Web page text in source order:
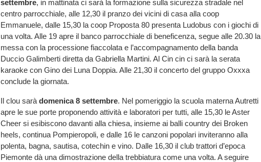
settembre, in mattinata ci sarà la formazione sulla sicurezza stradale nel
centro parrocchiale, alle 12,30 il pranzo dei vicini di casa alla coop
Emmanuele, dalle 15,30 la coop Proposta 80 presenta Ludobus con i giochi di
una volta. Alle 19 apre il banco parrocchiale di beneficenza, segue alle 20.30 la
messa con la processione fiaccolata e l’accompagnamento della banda
Duccio Galimberti diretta da Gabriella Martini. Al Cin cin ci sarà la serata
karaoke con Gino dei Luna Doppia. Alle 21,30 il concerto del gruppo Oxxxa
conclude la giornata.
Il clou sarà domenica 8 settembre. Nel pomeriggio la scuola materna Autretti
apre le sue porte proponendo attività e laboratori per tutti, alle 15,30 le Aster
Cheer si esibiscono davanti alla chiesa, insieme ai balli country dei Broken
heels, continua Pompieropoli, e dalle 16 le canzoni popolari inviteranno alla
polenta, bagna, sautisa, cotechin e vino. Dalle 16,30 il club trattori d’epoca
Piemonte dà una dimostrazione della trebbiatura come una volta. A seguire